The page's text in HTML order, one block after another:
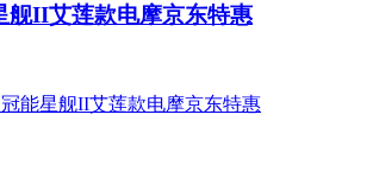
舰II艾莲款电摩京东特惠